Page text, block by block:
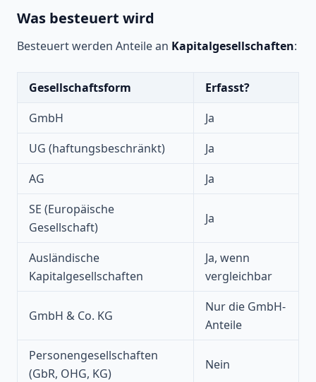
Was besteuert wird
Besteuert werden Anteile an Kapitalgesellschaften:
Gesellschaftsform
Erfasst?
GmbH
Ja
UG (haftungsbeschränkt)
Ja
AG
Ja
SE (Europäische
Gesellschaft)
Ja
Ausländische
Kapitalgesellschaften
Ja, wenn
vergleichbar
GmbH & Co. KG
Nur die GmbH-
Anteile
Personengesellschaften
(GbR, OHG, KG)
Nein